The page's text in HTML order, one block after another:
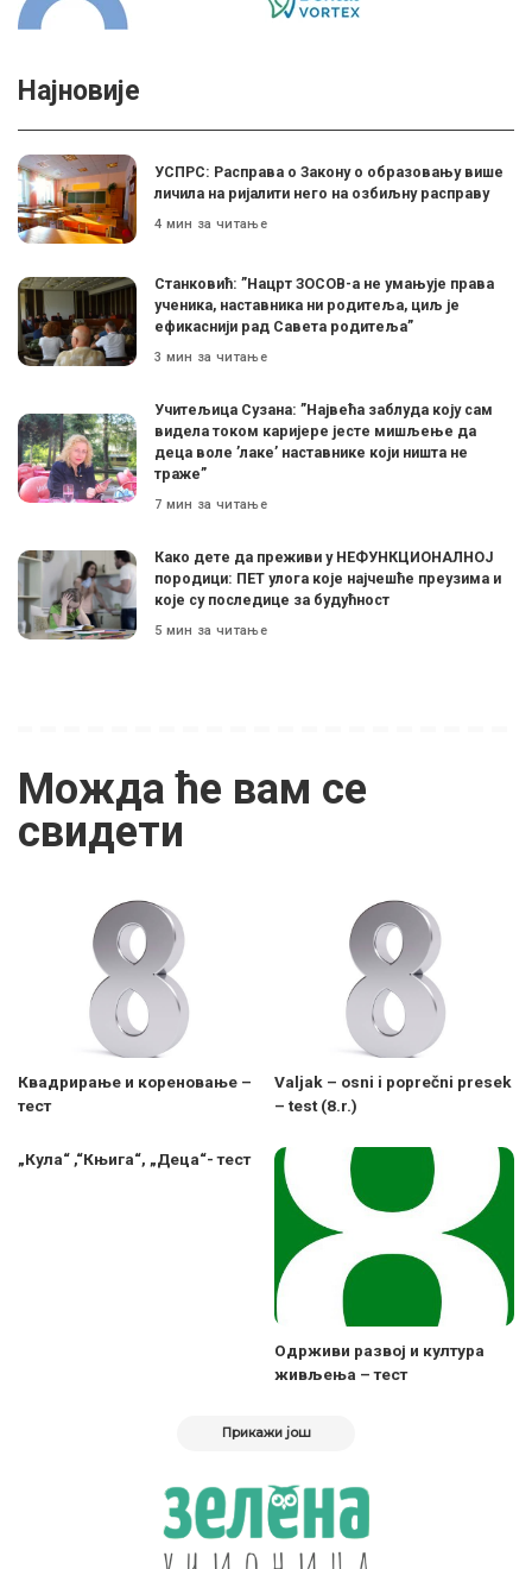
Најновије
УСПРС: Расправа о Закону о образовању више
личила на ријалити него на озбиљну расправу
4 мин за читање
Станковић: ”Нацрт ЗОСОВ-а не умањује права
ученика, наставника ни родитеља, циљ је
ефикаснији рад Савета родитеља”
3 мин за читање
Учитељица Сузана: ”Највећа заблуда коју сам
видела током каријере јесте мишљење да
деца воле ’лаке’ наставнике који ништа не
траже”
7 мин за читање
Како дете да преживи у НЕФУНКЦИОНАЛНОЈ
породици: ПЕТ улога које најчешће преузима и
које су последице за будућност
5 мин за читање
Можда ће вам се
свидети
Квадрирање и кореновање –
тест
Valjak – osni i poprečni presek
– test (8.r.)
„Кула“ ,“Књига“, „Деца“- тест
Одрживи развој и култура
живљења – тест
Прикажи још